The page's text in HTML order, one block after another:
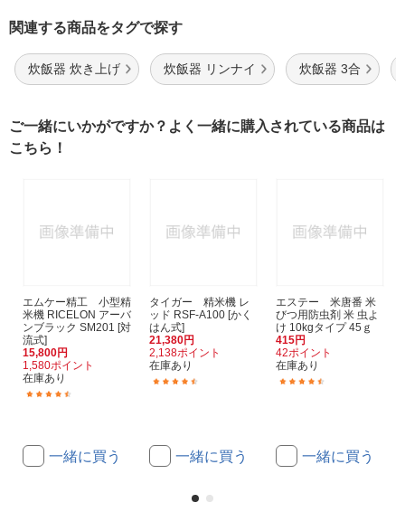
関連する商品をタグで探す
炊飯器 炊き上げ 炊飯器 リンナイ 炊飯器 3合
ご一緒にいかがですか？よく一緒に購入されている商品は
こちら！
エムケー精工 小型精
米機 RICELON アーバ
ンブラック SM201 [対
流式]
15,800円
1,580ポイント
在庫あり
一緒に買う
タイガー 精米機 レ
ッド RSF-A100 [かく
はん式]
21,380円
2,138ポイント
在庫あり
一緒に買う
エステー 米唐番 米
びつ用防虫剤 米 虫よ
け 10kgタイプ 45ｇ
415円
42ポイント
在庫あり
一緒に買う